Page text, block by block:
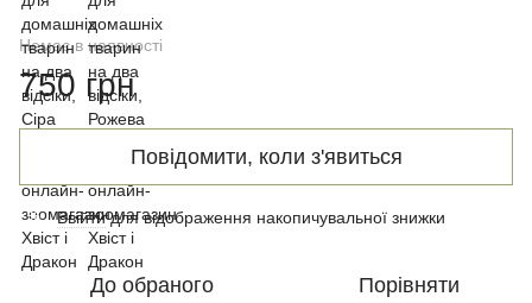
Немає в наявності
750 грн
Повідомити, коли з'явиться
% Ввійтидля відображення накопичувальної знижки
До обраного Порівняти